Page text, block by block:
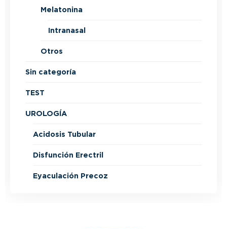
Melatonina
Intranasal
Otros
Sin categoría
TEST
UROLOGÍA
Acidosis Tubular
Disfunción Erectril
Eyaculación Precoz